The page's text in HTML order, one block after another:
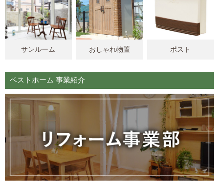
サンルーム おしゃれ物置 ポスト
ベストホーム 事業紹介